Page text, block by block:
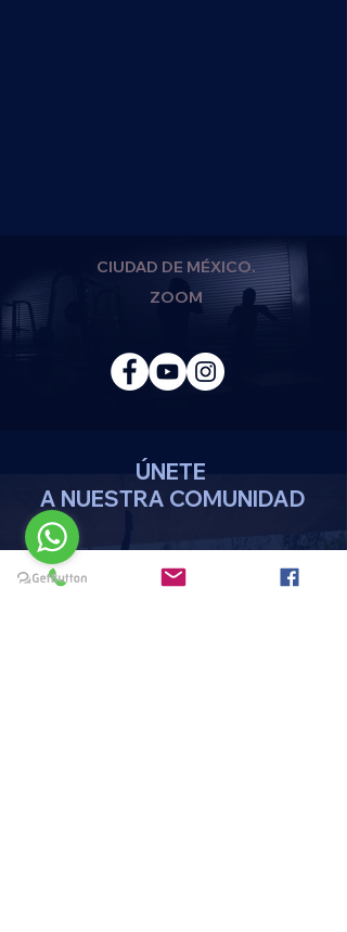
CIUDAD DE MÉXICO.
ZOOM
ÚNETE
A NUESTRA COMUNIDAD
DA CLICK AQUI